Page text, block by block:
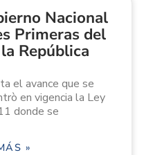
Nacional
Primeras del
República
el avance que se
en vigencia la Ley
donde se
»